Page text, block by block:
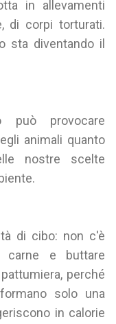
in allevamenti
di corpi torturati.
sta diventando il
provocare
animali quanto
nostre scelte
di cibo: non c'è
carne e buttare
perché
solo una
in calorie